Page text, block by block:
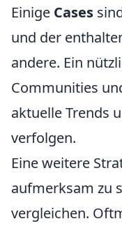
Einige Cases
und der
andere. Ein
Communities
aktuelle Trends
verfolgen.
Eine weitere
aufmerksam zu
vergleichen.